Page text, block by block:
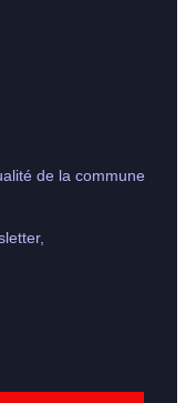
de la commune